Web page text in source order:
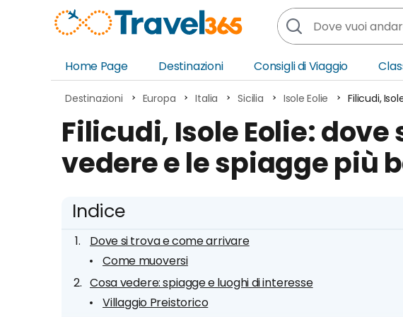
Home Page
Destinazioni
Asia
Europa
Oceania
Nord America
America Centrale
Sud America
Medio Oriente
Consigli di Viaggio
Destinazioni Europa Italia Sicilia Isole Eolie Filicudi,
Filicudi, Isole Eolie:
vedere e le spiagge più
Indice
Dove si trova e come arrivare
Come muoversi
Cosa vedere: spiagge e luoghi di interesse
Villaggio Preistorico